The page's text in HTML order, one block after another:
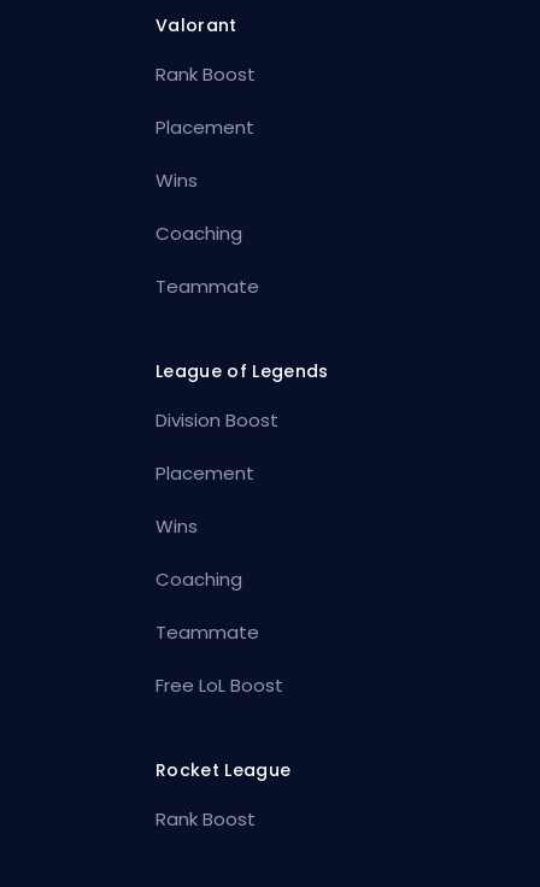
Valorant
Rank Boost
Placement
Wins
Coaching
Teammate
League of Legends
Division Boost
Placement
Wins
Coaching
Teammate
Free LoL Boost
Rocket League
Rank Boost